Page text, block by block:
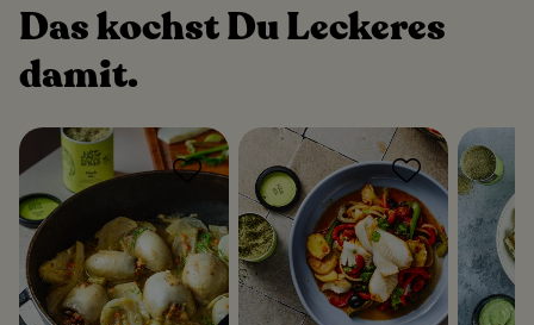
Das kochst Du Leckeres
damit.